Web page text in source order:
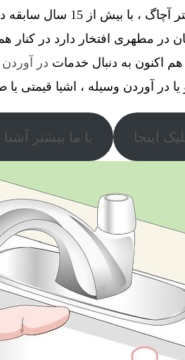
گروه فنی آذین
در مطهری افتخار دارد در
اکنون به دنبال خدمات در آوردن
در آوردن وسیله ، اشیا قیمتی یا
اینجا با ما بیشتر